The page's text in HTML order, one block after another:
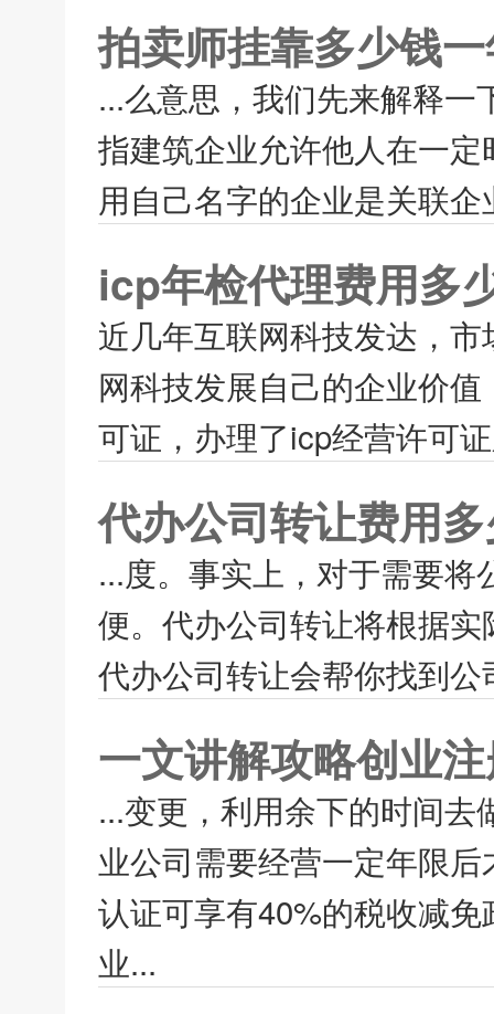
拍卖师挂靠多少钱
...么意思，我们先来解释一
指建筑企业允许他人在一
用自己名字的企业是关联
icp年检代理费用多
近几年互联网科技发达，
网科技发展自己的企业价
可证，办理了icp经营许可
代办公司转让费用
...度。事实上，对于需要
便。代办公司转让将根据
代办公司转让会帮你找到
一文讲解攻略创业
...变更，利用余下的时间
业公司需要经营一定年限
认证可享有40%的税收减
业...